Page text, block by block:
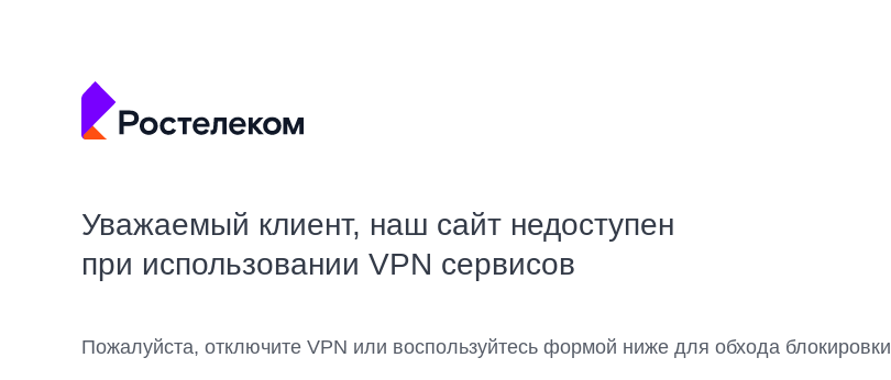
Уважаемый клиент, наш сайт недоступен
при использовании VPN сервисов
Пожалуйста, отключите VPN или воспользуйтесь формой ниже для обхода блокировки